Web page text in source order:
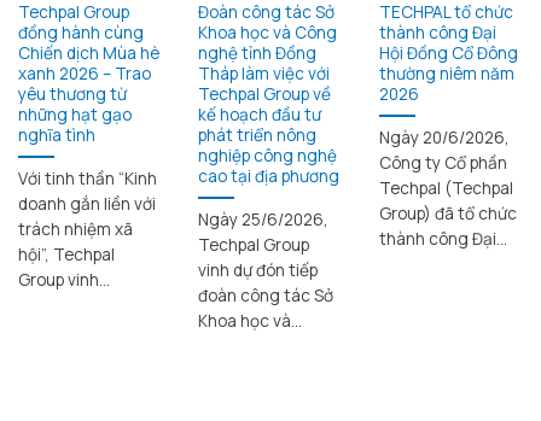
Techpal Group
đồng hành cùng
Chiến dịch Mùa hè
xanh 2026 – Trao
yêu thương từ
những hạt gạo
nghĩa tình
Với tinh thần “Kinh
doanh gắn liền với
trách nhiệm xã
hội”, Techpal
Group vinh...
Đoàn công tác Sở
Khoa học và Công
nghệ tỉnh Đồng
Tháp làm việc với
Techpal Group về
kế hoạch đầu tư
phát triển nông
nghiệp công nghệ
cao tại địa phương
Ngày 25/6/2026,
Techpal Group
vinh dự đón tiếp
đoàn công tác Sở
Khoa học và...
TECHPAL tổ chức
thành công Đại
Hội Đồng Cổ Đông
thường niêm năm
2026
Ngày 20/6/2026,
Công ty Cổ phần
Techpal (Techpal
Group) đã tổ chức
thành công Đại...